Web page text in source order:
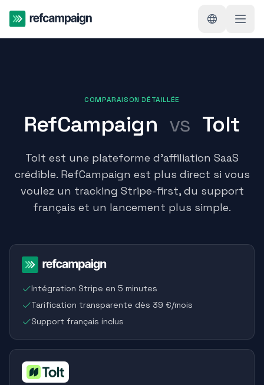
COMPARAISON DÉTAILLÉE
RefCampaign vs Tolt
Tolt est une plateforme d'affiliation SaaS
crédible. RefCampaign est plus direct si vous
voulez un tracking Stripe-first, du support
français et un lancement plus simple.
Intégration Stripe en 5 minutes
Tarification transparente dès 39 €/mois
Support français inclus